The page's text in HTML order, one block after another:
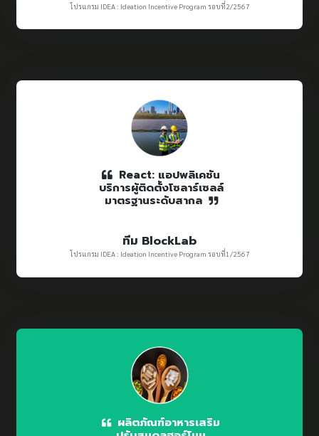
โปรแกรม IDEA : Ideation Incentive Program รอบที่2/2567
React: แอปพลิเคชัน
บริการผู้ติดตั้งโซลาร์เซลล์
มาตรฐานระดับสากล
ทีม BlockLab
โปรแกรม IDEA : Ideation Incentive Program รอบที่1/2567
ผลิตภัณฑ์อาหารเสริม